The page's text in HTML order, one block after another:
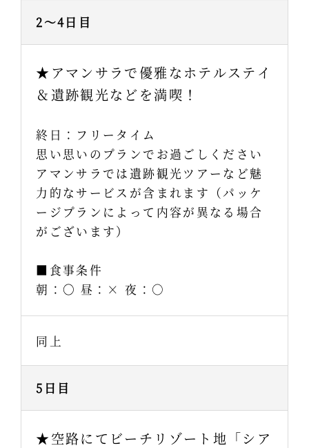
2～4日目
★アマンサラで優雅なホテルステイ
＆遺跡観光などを満喫！
終日：フリータイム
思い思いのプランでお過ごしください
アマンサラでは遺跡観光ツアーなど魅
力的なサービスが含まれます（パッケ
ージプランによって内容が異なる場合
がございます）
■食事条件
朝：〇 昼：× 夜：○
同上
5日目
★空路にてビーチリゾート地「シア